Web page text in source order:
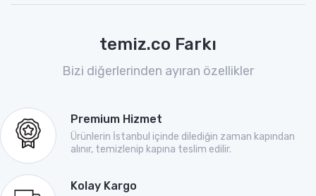
temiz.co Farkı
Bizi diğerlerinden ayıran özellikler
Premium Hizmet
Ürünlerin İstanbul içinde dilediğin zaman kapından
alınır, temizlenip kapına teslim edilir.
Kolay Kargo